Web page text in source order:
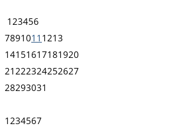
1 23456
7891011 1213
14151617181920
21 222324252627
28293031
1 234567